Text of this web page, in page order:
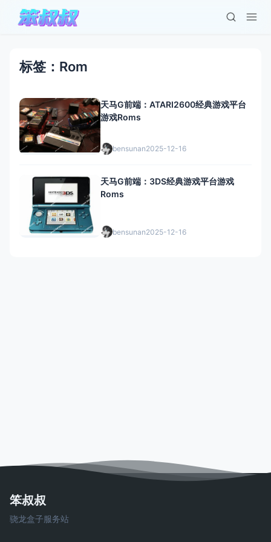
标签：Rom
天马G前端：ATARI2600经典游戏平台
游戏Roms
bensunan2025-12-16
天马G前端：3DS经典游戏平台游戏
Roms
bensunan2025-12-16
笨叔叔
骁龙盒子服务站